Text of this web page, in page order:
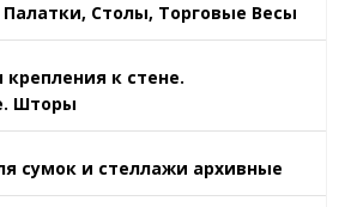
Столы, Торговые Весы
к стене.
Шторы
сумок и стеллажи архивные